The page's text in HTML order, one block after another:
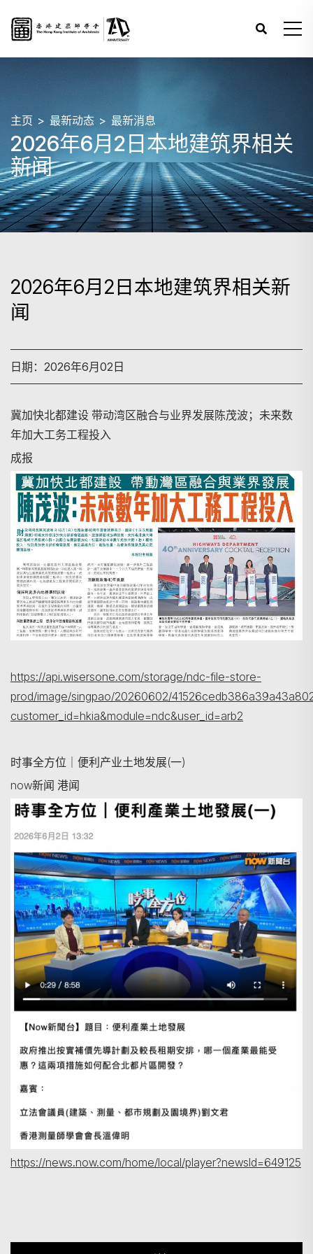
主页 最新动态 最新消息
2026年6月2日本地建筑界相关
新闻
2026年6月2日本地建筑界相关新
闻
日期：2026年6月02日
冀加快北都建设 带动湾区融合与业界发展陈茂波；未来数
年加大工务工程投入
成报
https://api.wisersone.com/storage/ndc-file-store-
prod/image/singpao/20260602/
customer_id=hkia&module=ndc&user_id=arb2
时事全方位｜便利产业土地发展(一)
now新闻 港闻
https://news.now.com/home/local/player?newsId=649125